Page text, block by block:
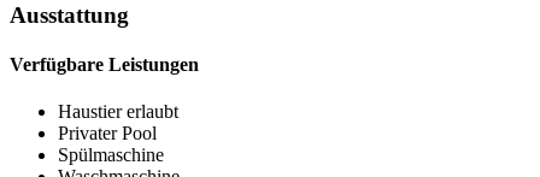
Ausstattung
Verfügbare Leistungen
Haustier erlaubt
Privater Pool
Spülmaschine